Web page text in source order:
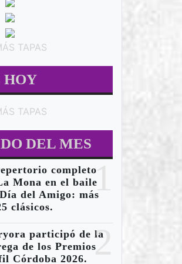
Bernarte recibió a
la comitiva
italiana que
participó del
proyecto
internacional
FRI. SA. LI.
TAPAS
HOY
TAPAS
DEL MES
1
completo
Mona en el baile
del Amigo: más
clásicos.
2
participó de la
de los Premios
Córdoba 2026.